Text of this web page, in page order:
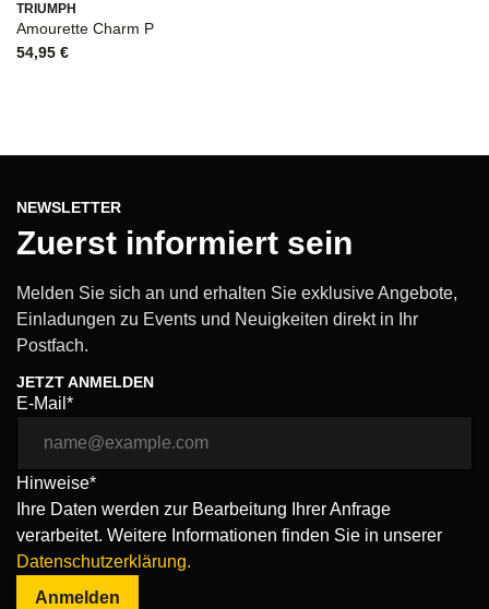
TRIUMPH
Amourette Charm P
54,95 €
NEWSLETTER
Zuerst informiert sein
Melden Sie sich an und erhalten Sie exklusive Angebote,
Einladungen zu Events und Neuigkeiten direkt in Ihr
Postfach.
JETZT ANMELDEN
E-Mail*
Hinweise*
Ihre Daten werden zur Bearbeitung Ihrer Anfrage
verarbeitet. Weitere Informationen finden Sie in unserer
Datenschutzerklärung.
Anmelden